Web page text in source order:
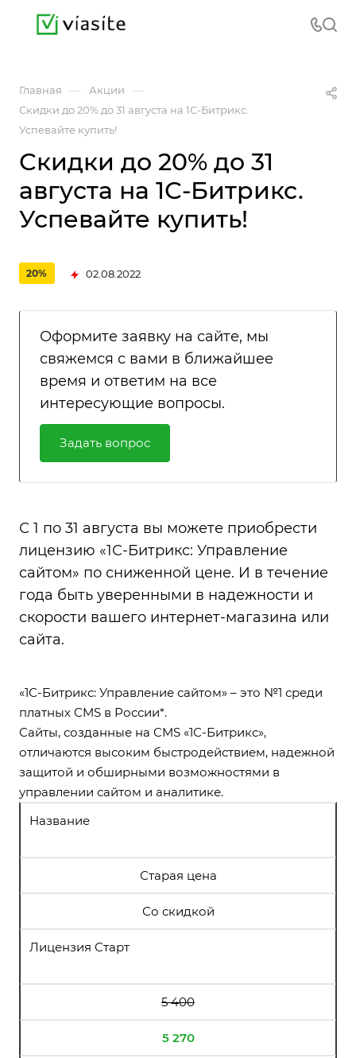
Главная — Акции —
Скидки до 20% до 31 августа на 1С-Битрикс.
Успевайте купить!
Скидки до 20% до 31
августа на 1С-Битрикс.
Успевайте купить!
20% 02.08.2022
Оформите заявку на сайте, мы
свяжемся с вами в ближайшее
время и ответим на все
интересующие вопросы.
Задать вопрос
С 1 по 31 августа вы можете приобрести
лицензию «1С-Битрикс: Управление
сайтом» по сниженной цене. И в течение
года быть уверенными в надежности и
скорости вашего интернет-магазина или
сайта.
«1С-Битрикс: Управление сайтом» – это №1 среди
платных CMS в России*.
Сайты, созданные на CMS «1С-Битрикс»,
отличаются высоким быстродействием, надежной
защитой и обширными возможностями в
управлении сайтом и аналитике.
Название
Старая цена
Со скидкой
Лицензия Старт
5 400
5 270